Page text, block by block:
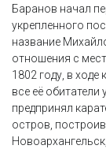
Баранов начал
укрепленного
название
отношения с
1802 году, в
все её обитатели
предпринял
остров,